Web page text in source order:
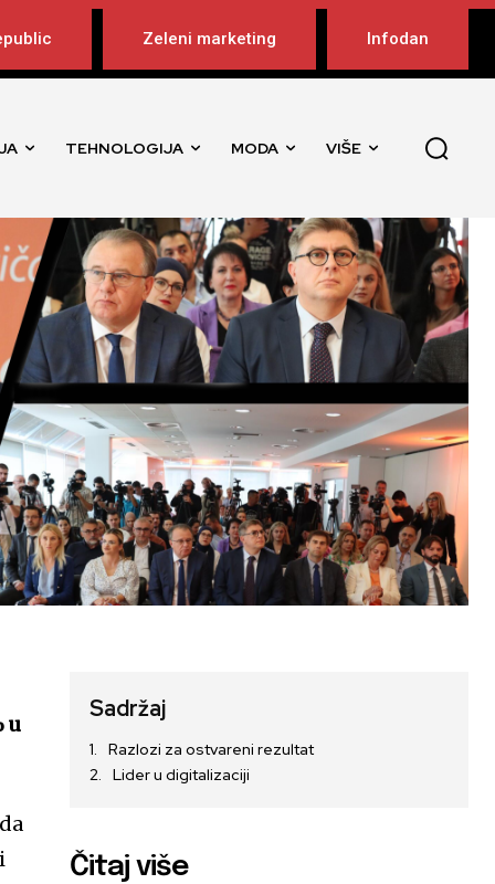
Zeleni marketing Infodan
TEHNOLOGIJA MODA VIŠE
u
Sadržaj
Razlozi za ostvareni rezultat
Lider u digitalizaciji
Čitaj više